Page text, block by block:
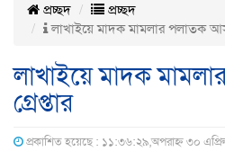
প্রচ্ছদ
প্রচ্ছদ
লাখাইয়ে মাদক মামলার পলাতক
লাখাইয়ে মাদক
গ্রেপ্তার
প্রকাশিত হয়েছে : ১১:৩৬:২৯,অপরাহ্ন ৩০